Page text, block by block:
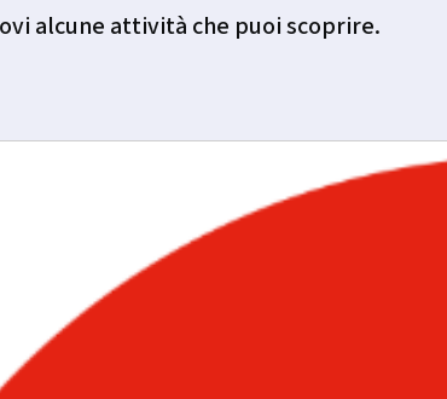
alcune attività che puoi scoprire.